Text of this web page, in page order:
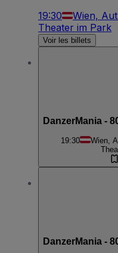
19:30 Wien,
Theater im Park
Voir les billets
DanzerMania -
19:30 Wien,
DanzerMania -